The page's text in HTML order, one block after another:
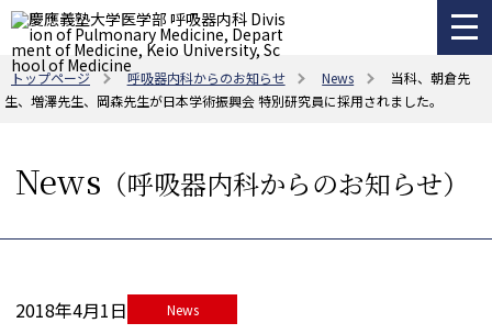
トップページ 呼吸器内科からのお知らせ News
当科、朝倉先
生、増澤先生、岡森先生が日本学術振興会 特別研究員に採用されました。
News （呼吸器内科からのお知らせ）
2018年4月1日 News